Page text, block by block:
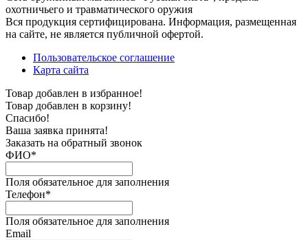
охотничьего и травматического оружия
Вся продукция сертифицирована. Информация, размещенная
на сайте, не является публичной офертой.
Пользовательское соглашение
Карта сайта
Товар добавлен в избранное!
Товар добавлен в корзину!
Спасибо!
Ваша заявка принята!
Заказать на обратный звонок
ФИО*
Поля обязательное для заполнения
Телефон*
Поля обязательное для заполнения
Email